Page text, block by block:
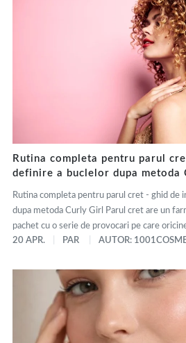
Rutina completa pentru parul
definire a buclelor dupa metoda
Rutina completa pentru parul cret - ghid de
dupa metoda Curly Girl Parul cret are un
pachet cu o serie de provocari pe care
20 APR.
PAR AUTOR: